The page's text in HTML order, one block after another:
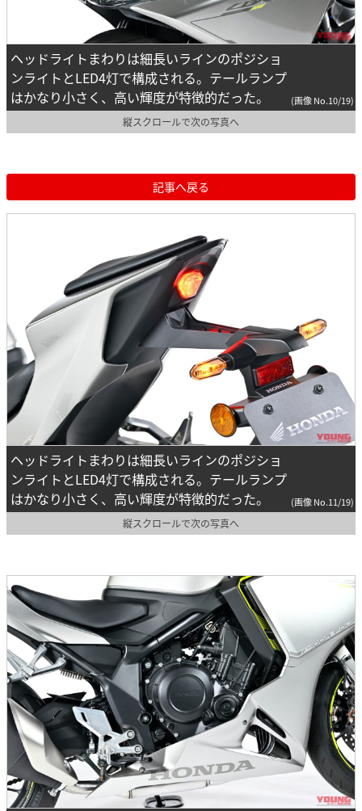
ヘッドライトまわりは細長いラインのポジショ
ンライトとLED4灯で構成される。テールランプ
はかなり小さく、高い輝度が特徴的だった。
(画像 No.10/19)
縦スクロールで次の写真へ
記事へ戻る
ヘッドライトまわりは細長いラインのポジショ
ンライトとLED4灯で構成される。テールランプ
はかなり小さく、高い輝度が特徴的だった。
(画像 No.11/19)
縦スクロールで次の写真へ